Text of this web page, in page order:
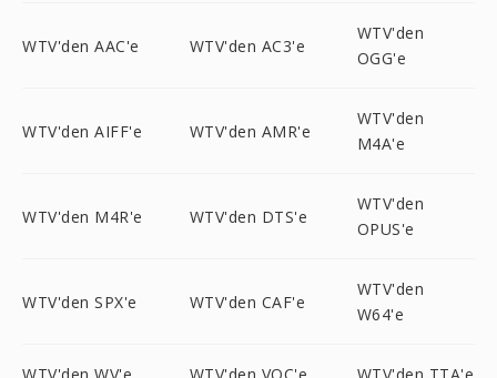
WTV'den AAC'e WTV'den AC3'e
WTV'den
OGG'e
WTV'den AIFF'e WTV'den AMR'e
WTV'den
M4A'e
WTV'den M4R'e WTV'den DTS'e
WTV'den
OPUS'e
WTV'den SPX'e WTV'den CAF'e
WTV'den
W64'e